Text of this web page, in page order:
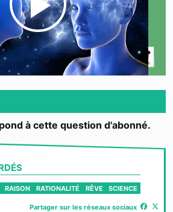
Play
Video
à cette question d'abonné.
RAISON RATIONALITÉ RÊVE SCIENCE
Partager sur les réseaux sociaux